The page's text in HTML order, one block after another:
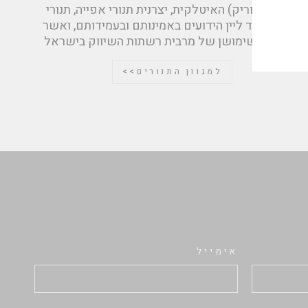
Giorik (גיוריק) האיטלקית, יצרנית תנורי אפייה, תנורי
בישול וציוד ליין הידועים באמינותם ובעמידותם, ואשר
נמצאים בשימושן של מרבית רשתות השיווק בישראל
למגוון התנורים>>
אימייל